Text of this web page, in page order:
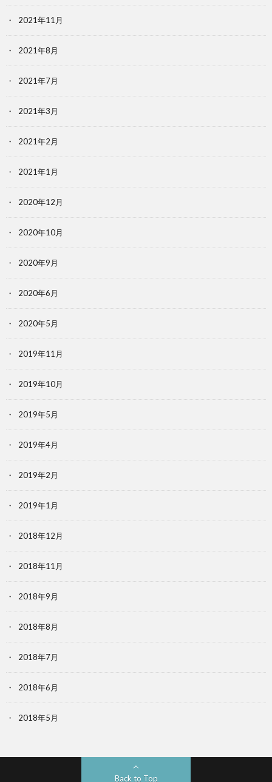
2021年11月
2021年8月
2021年7月
2021年3月
2021年2月
2021年1月
2020年12月
2020年10月
2020年9月
2020年6月
2020年5月
2019年11月
2019年10月
2019年5月
2019年4月
2019年2月
2019年1月
2018年12月
2018年11月
2018年9月
2018年8月
2018年7月
2018年6月
2018年5月
Back to Top